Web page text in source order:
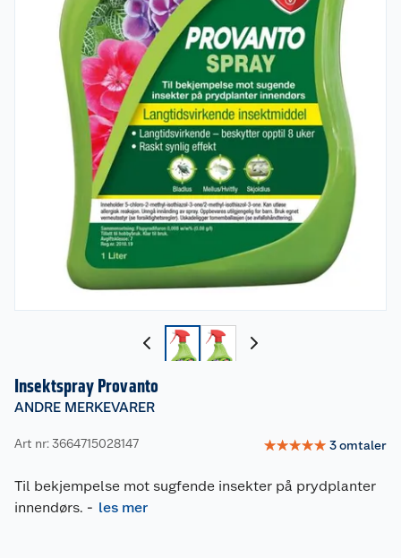
Insektspray Provanto
ANDRE MERKEVARER
Art nr: 3664715028147 ☆☆☆☆☆ 3omtaler
Til bekjempelse mot sugfende insekter på prydplanter
innendørs. - les mer